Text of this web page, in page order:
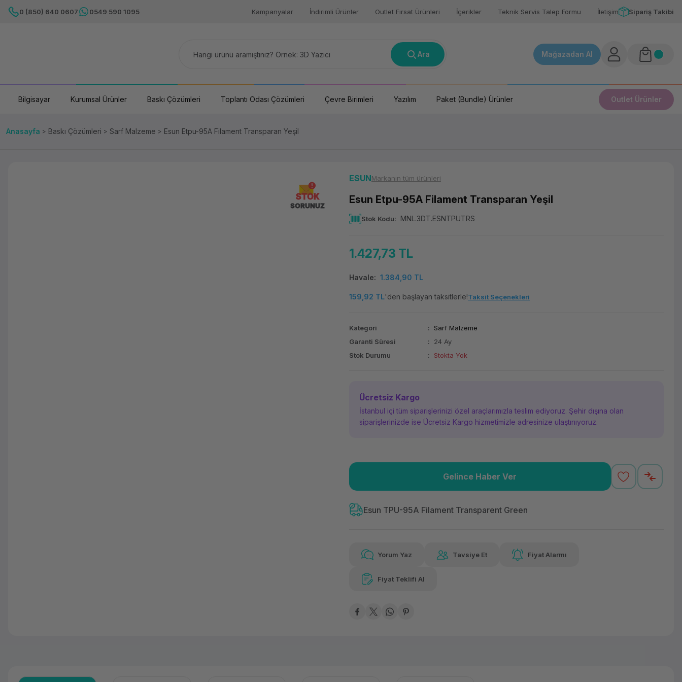
0 (850) 640 0607 0549 590 1095 Kampanyalar İndirimli Ürünler Outlet Fırsat Ürünleri İçerikler Teknik Servis Talep Formu İletişim Sipariş Takibi
Ara Mağazadan Al
Bilgisayar Kurumsal Ürünler Baskı Çözümleri Toplantı Odası Çözümleri Çevre Birimleri Yazılım Paket (Bundle) Ürünler Outlet Ürünler
Anasayfa Baskı Çözümleri Sarf Malzeme Esun Etpu-95A Filament Transparan Yeşil
STOK
SORUNUZ
ESUNMarkanın tüm ürünleri
Esun Etpu-95A Filament Transparan Yeşil
Stok Kodu MNL.3DT.ESNTPUTRS
1.427,73 TL
Havale 1.384,90 TL
159,92 TL'den başlayan taksitlerle!Taksit Seçenekleri
Kategori
Sarf Malzeme
Garanti Süresi
24 Ay
Stok Durumu
Stokta Yok
Ücretsiz Kargo
İstanbul içi tüm siparişlerinizi özel araçlarımızla teslim ediyoruz. Şehir dışına olan
siparişlerinizde ise Ücretsiz Kargo hizmetimizle adresinize ulaştırııyoruz.
Kolay iade imkanı
159,92 TL
Aya varan taksit
Havalelerde
Gelince Haber Ver
Esun TPU-95A Filament Transparent Green
Yorum Yaz Tavsiye Et Fiyat Alarmı
Fiyat Teklifi Al